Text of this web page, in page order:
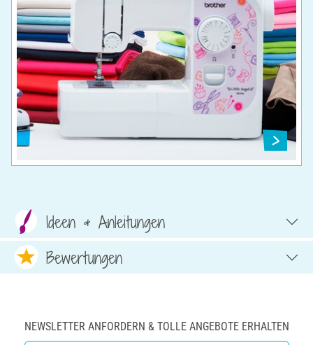
Ideen & Anleitungen
Bewertungen
NEWSLETTER ANFORDERN & TOLLE ANGEBOTE ERHALTEN